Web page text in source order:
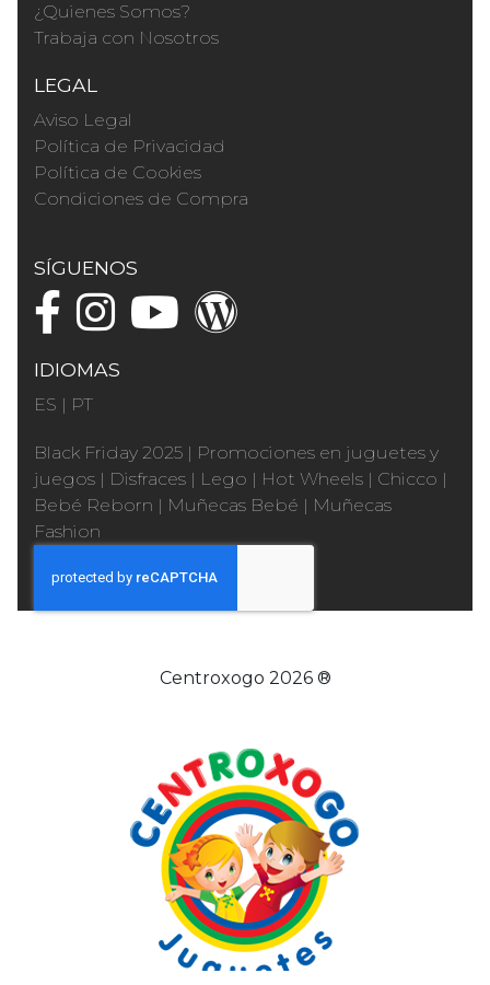
¿Quienes Somos?
Trabaja con Nosotros
LEGAL
Aviso Legal
Política de Privacidad
Política de Cookies
Condiciones de Compra
SÍGUENOS
IDIOMAS
ES | PT
Black Friday 2025 | Promociones en juguetes y
juegos | Disfraces | Lego | Hot Wheels | Chicco |
Bebé Reborn | Muñecas Bebé | Muñecas
Fashion
Centroxogo 2026 ®